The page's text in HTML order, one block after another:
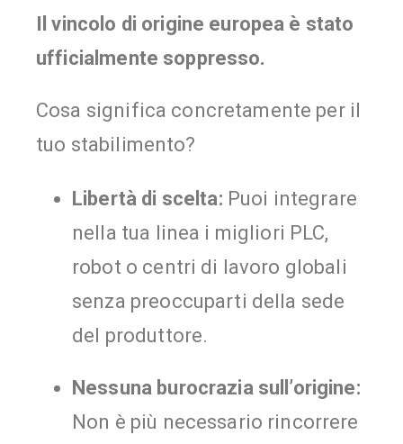
Il vincolo di origine europea è stato
ufficialmente soppresso.
Cosa significa concretamente per il
tuo stabilimento?
Libertà di scelta: Puoi integrare
nella tua linea i migliori PLC,
robot o centri di lavoro globali
senza preoccuparti della sede
del produttore.
Nessuna burocrazia sull’origine:
Non è più necessario rincorrere